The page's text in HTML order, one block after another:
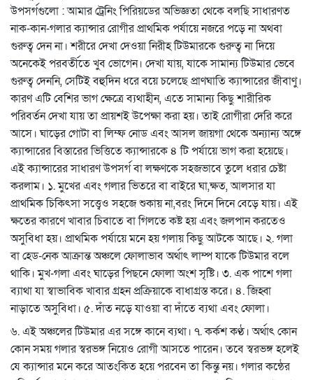
উপসর্গগুলো : আমার ট্রেনিং পিরিয়ডের অভিজ্ঞতা থেকে বলছি সাধারণত
নাক-কান-গলার ক্যান্সার রোগীর প্রাথমিক পর্যায়ে নজরে পড়ে না অথবা
গুরুত্ব দেন না। শরীরে দেখা দেওয়া নিরীহ টিউমারকে গুরুত্ব না দিয়ে
অনেকেই পরবর্তীতে খুব ভোগেন। দেখা যায়, যাকে সামান্য টিউমার ভেবে
গুরুত্ব দেননি, সেটিই বহুদিন ধরে বয়ে চলেছে প্রাণঘাতি ক্যান্সারের জীবাণু।
কারণ এটি বেশির ভাগ ক্ষেত্রে ব্যথাহীন, এতে সামান্য কিছু শারীরিক
পরিবর্তন দেখা যায় তা প্রায়শই উপেক্ষা করা হয়। তাই রোগীরা দেরি করে
আসে। ঘাড়ের গোটা বা লিম্ফ নোড এবং আসল জায়গা থেকে অন্যান্য অঙ্গে
ক্যান্সারের বিস্তারের ভিত্তিতে ক্যান্সারকে ৪ টি পর্যায়ে ভাগ করা হয়েছে।
এই ক্যান্সারের সাধারণ উপসর্গ বা লক্ষণকে সহজভাবে তুলে ধরার চেষ্টা
করলাম। ১. মুখের এবং গলার ভিতরে বা বাইরে ঘা,ক্ষত, আলসার যা
প্রাথমিক চিকিৎসা সত্ত্বেও সহজে শুকায় না,বরং দিনে দিনে বেড়ে যায়। এই
ক্ষতের কারণে খাবার চিবাতে বা গিলতে কষ্ট হয় এবং জলপান করতেও
অসুবিধা হয়। প্রাথমিক পর্যায়ে মনে হয় গলায় কিছু আটকে আছে। ২. গলা
বা হেড-নেক আক্রান্ত অঞ্চলে ফোলাভাব অর্থাৎ লাম্প যাকে টিউমার বলে
থাকি। মুখ-গলা এবং ঘাড়ের পিছনে ফোলা অংশ সৃষ্টি। ৩. এক পাশে গলা
ব্যাথা যা স্বাভাবিক খাবার গ্রহন প্রক্রিয়াকে বাধাগ্রস্ত করে। ৪. জিহ্বা
নাড়াতে অসুবিধা। ৫. দাঁত নড়ে যাওয়া বা দাঁতে ব্যথা এবং ফোলা।
৬. এই অঞ্চলের টিউমার এর সঙ্গে কানে ব্যথা। ৭. কর্কশ কণ্ঠ। অর্থাৎ কোন
কোন সময় গলার স্বরভঙ্গ নিয়েও রোগী আসতে পারেন। তবে স্বরভঙ্গ হলেই
যে ক্যান্সার মনে করে আতংকিত হয়ে পরবেন তা কিন্তু নয়। গলার কন্ঠের